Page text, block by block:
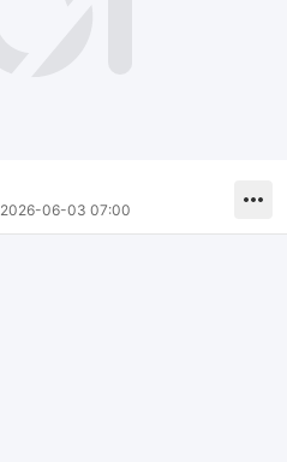
2026-06-03 07:00